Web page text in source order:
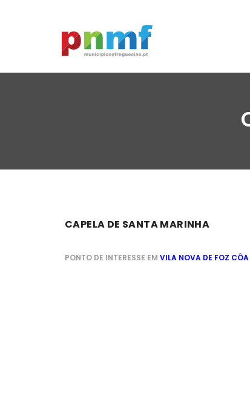
CAPELA DE SANTA MARINHA
PONTO DE INTERESSE EM VILA NOVA DE FOZ CÔA